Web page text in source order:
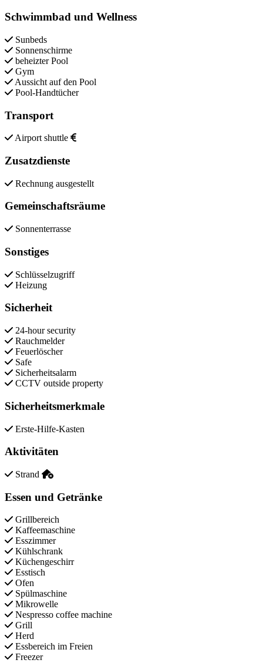
Schwimmbad und Wellness
Sunbeds
Sonnenschirme
beheizter Pool
Gym
Aussicht auf den Pool
Pool-Handtücher
Transport
Airport shuttle
Zusatzdienste
Rechnung ausgestellt
Gemeinschaftsräume
Sonnenterrasse
Sonstiges
Schlüsselzugriff
Heizung
Sicherheit
24-hour security
Rauchmelder
Feuerlöscher
Safe
Sicherheitsalarm
CCTV outside property
Sicherheitsmerkmale
Erste-Hilfe-Kasten
Aktivitäten
Strand
Essen und Getränke
Grillbereich
Kaffeemaschine
Esszimmer
Kühlschrank
Küchengeschirr
Esstisch
Ofen
Spülmaschine
Mikrowelle
Nespresso coffee machine
Grill
Herd
Essbereich im Freien
Freezer